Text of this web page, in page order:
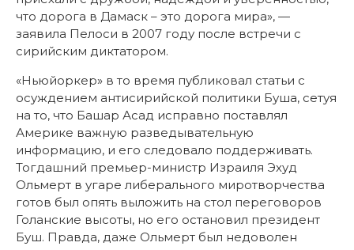
что дорога в Дамаск – это дорога мира», —
заявила Пелоси в 2007 году после встречи с
сирийским диктатором.
«Ньюйоркер» в то время публиковал статьи с
осуждением антисирийской политики Буша, сетуя
на то, что Башар Асад исправно поставлял
Америке важную разведывательную
информацию, и его следовало поддерживать.
Тогдашний премьер-министр Израиля Эхуд
Ольмерт в угаре либерального миротворчества
готов был опять выложить на стол переговоров
Голанские высоты, но его остановил президент
Буш. Правда, даже Ольмерт был недоволен